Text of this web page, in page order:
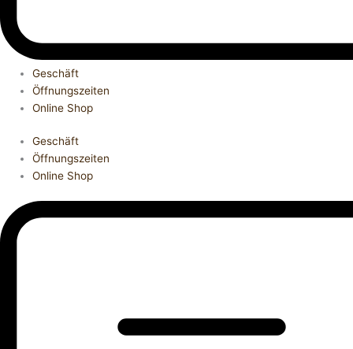
Geschäft
Öffnungszeiten
Online Shop
Geschäft
Öffnungszeiten
Online Shop